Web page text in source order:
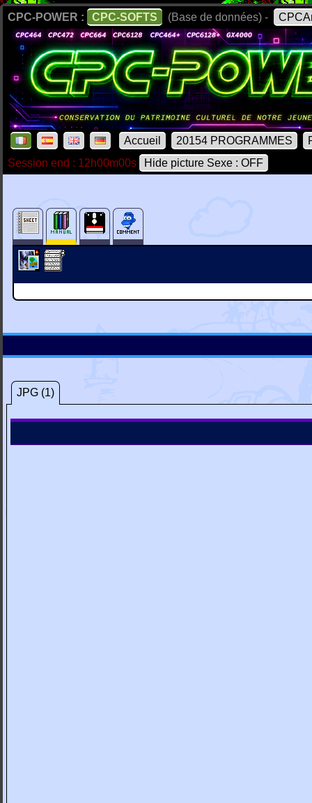
CPC-POWER : CPC-SOFTS (Base de données) -
Accueil 20154 PROGRAMMES
Session end : 12h00m00s
Hide picture Sexe : OFF
JPG (1)